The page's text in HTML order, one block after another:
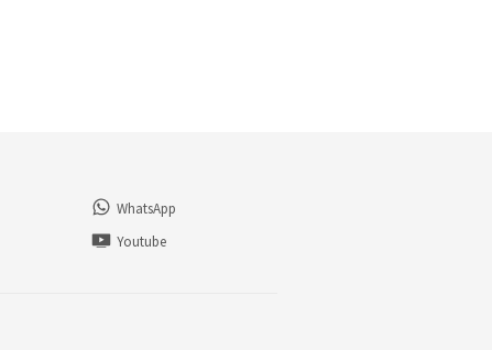
WhatsApp
Youtube